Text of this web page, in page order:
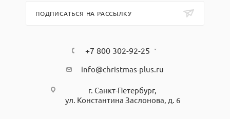
ПОДПИСАТЬСЯ НА РАССЫЛКУ
+7 800 302-92-25
info@christmas-plus.ru
г. Санкт-Петербург,
ул. Константина Заслонова, д. 6